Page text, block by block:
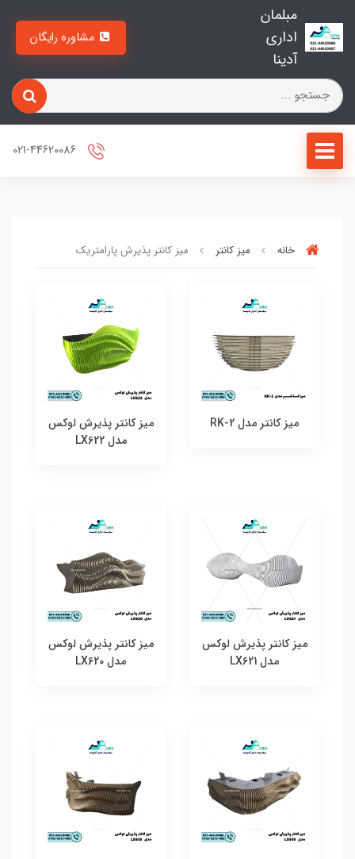
مبلمان
اداری
آدینا
خانه میز کانتر میز کانتر پذیرش پارامتریک
میز کانتر مدل RK-2
میز کانتر پذیرش لوکس
مدل LX622
میز کانتر پذیرش لوکس
مدل LX621
میز کانتر پذیرش لوکس
مدل LX620